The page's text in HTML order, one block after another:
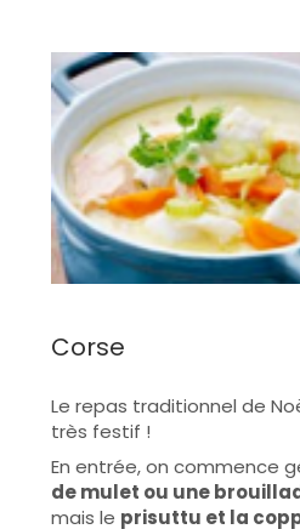
Corse
Le repas traditionnel de
très festif !
En entrée, on commence
de mulet ou une
mais le prisuttu et la